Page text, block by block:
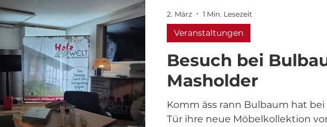
Besuch bei
Masholder
Komm äss rann Bulbaum hat
Tür ihre neue Möbelkollektion
Veranstaltungen
2. März 1 Min. Lesezeit